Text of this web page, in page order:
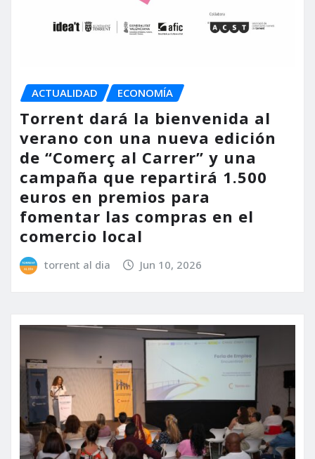
ACTUALIDAD ECONOMÍA
Torrent dará la bienvenida al
verano con una nueva edición
de “Comerç al Carrer” y una
campaña que repartirá 1.500
euros en premios para
fomentar las compras en el
comercio local
torrent al dia Jun 10, 2026